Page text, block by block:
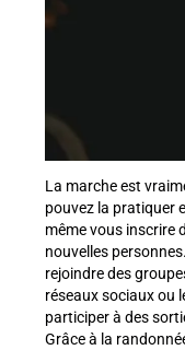
La marche est
pouvez la pratiquer
même vous inscrire
nouvelles
rejoindre des
réseaux sociaux ou
participer à des
Grâce à la